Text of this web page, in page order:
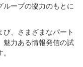
ープの協力のもとに
、さまざまなパート
魅力ある情報発信の試